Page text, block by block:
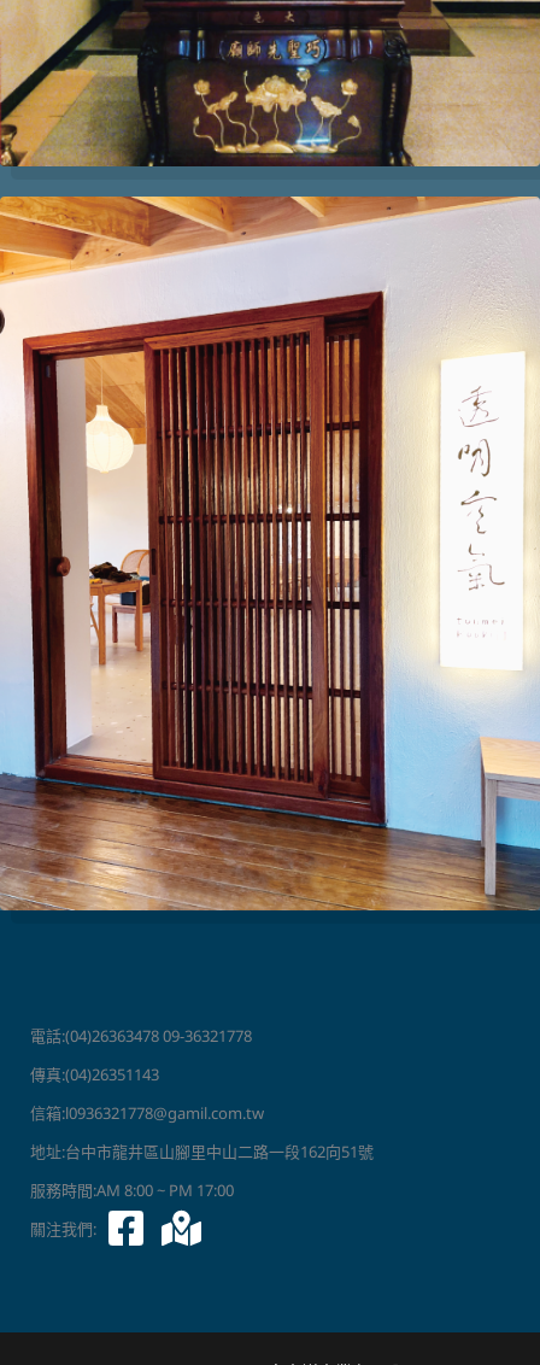
電話:(04)26363478 09-36321778
傳真:(04)26351143
信箱:l0936321778@gamil.com.tw
地址:台中市龍井區山腳里中山二路一段162向51號
服務時間:AM 8:00 ~ PM 17:00
關注我們: